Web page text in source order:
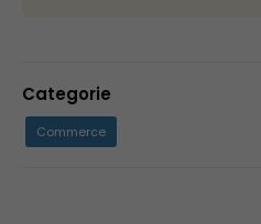
Categorie
Commerce